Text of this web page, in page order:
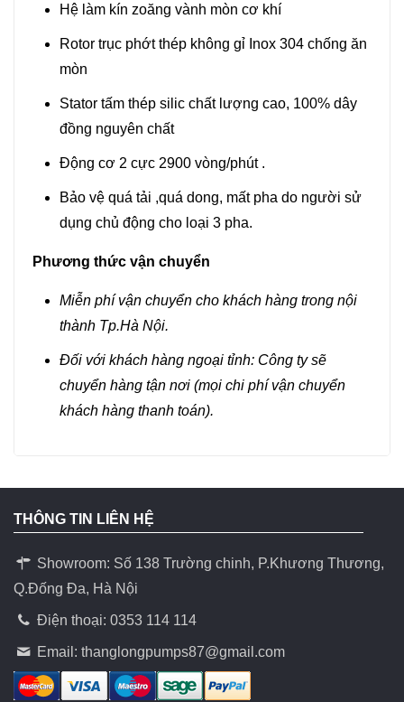
Hệ làm kín zoăng vành mòn cơ khí
Rotor trục phớt thép không gỉ Inox 304 chống ăn
mòn
Stator tấm thép silic chất lượng cao, 100% dây
đồng nguyên chất
Động cơ 2 cực 2900 vòng/phút .
Bảo vệ quá tải ,quá dong, mất pha do người sử
dụng chủ động cho loại 3 pha.
Phương thức vận chuyển
Miễn phí vận chuyển cho khách hàng trong nội
thành Tp.Hà Nội.
Đối với khách hàng ngoại tỉnh: Công ty sẽ
chuyển hàng tận nơi (mọi chi phí vận chuyển
khách hàng thanh toán).
THÔNG TIN LIÊN HỆ
Showroom: Số 138 Trường chinh, P.Khương Thương,
Q.Đống Đa, Hà Nội
Điện thoại: 0353 114 114
Email:thanglongpumps87@gmail.com